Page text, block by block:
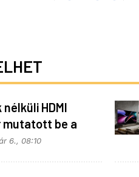
HDMI
mutatott be a
6., 08:10